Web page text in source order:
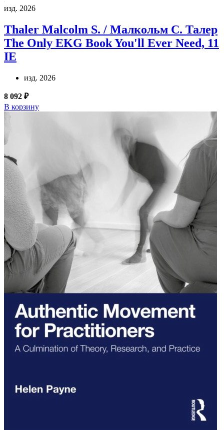
изд. 2026
Thaler Malcolm S. / Малкольм С. Талер
The Only EKG Book You'll Ever Need, 11
IE
изд. 2026
8 092 ₽
В корзину